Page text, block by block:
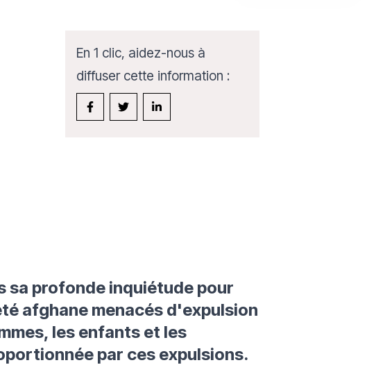
En 1 clic, aidez-nous à
diffuser cette information :
sa profonde inquiétude pour
afghane menacés d'expulsion
les enfants et les
par ces expulsions.